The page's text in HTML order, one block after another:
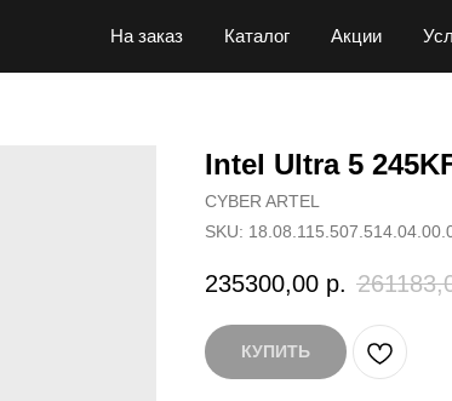
На заказ Каталог Акции
Intel Ultra 5
CYBER ARTEL
SKU:
235300,00 р.
КУПИТЬ